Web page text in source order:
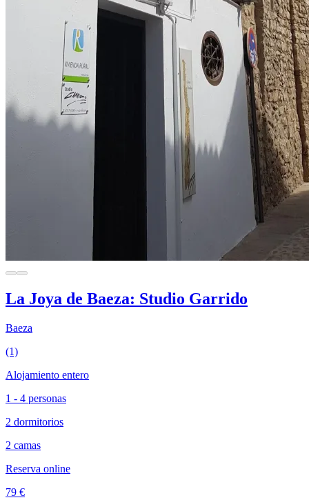
La Joya de Baeza: Studio Garrido
Baeza
(1)
Alojamiento entero
1 - 4 personas
2 dormitorios
2 camas
Reserva online
79 €